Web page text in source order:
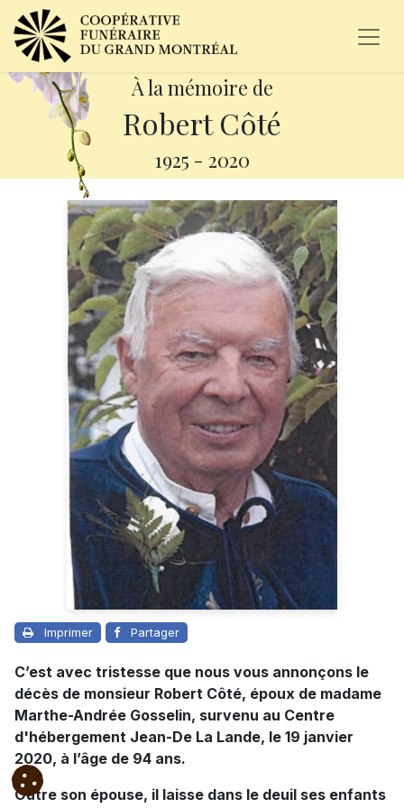
À la mémoire de
Robert Côté
1925 - 2020
Imprimer Partager
C’est avec tristesse que nous vous annonçons le
décès de monsieur Robert Côté, époux de madame
Marthe-Andrée Gosselin, survenu au Centre
d'hébergement Jean-De La Lande, le 19 janvier
2020, à l’âge de 94 ans.
Outre son épouse, il laisse dans le deuil ses enfants